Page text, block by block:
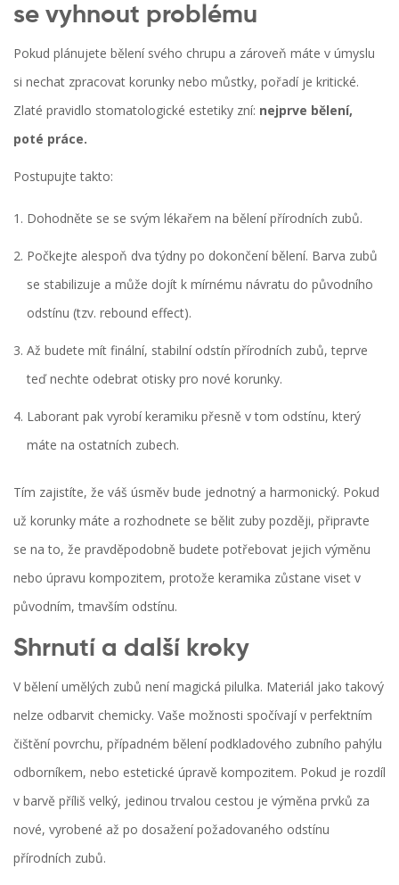
se vyhnout problému
Pokud plánujete bělení svého chrupu a zároveň máte v úmyslu
si nechat zpracovat korunky nebo můstky, pořadí je kritické.
Zlaté pravidlo stomatologické estetiky zní: nejprve bělení,
poté práce.
Postupujte takto:
Dohodněte se se svým lékařem na bělení přírodních zubů.
Počkejte alespoň dva týdny po dokončení bělení. Barva zubů
se stabilizuje a může dojít k mírnému návratu do původního
odstínu (tzv. rebound effect).
Až budete mít finální, stabilní odstín přírodních zubů, teprve
teď nechte odebrat otisky pro nové korunky.
Laborant pak vyrobí keramiku přesně v tom odstínu, který
máte na ostatních zubech.
Tím zajistíte, že váš úsměv bude jednotný a harmonický. Pokud
už korunky máte a rozhodnete se bělit zuby později, připravte
se na to, že pravděpodobně budete potřebovat jejich výměnu
nebo úpravu kompozitem, protože keramika zůstane viset v
původním, tmavším odstínu.
Shrnutí a další kroky
V bělení umělých zubů není magická pilulka. Materiál jako takový
nelze odbarvit chemicky. Vaše možnosti spočívají v perfektním
čištění povrchu, případném bělení podkladového zubního pahýlu
odborníkem, nebo estetické úpravě kompozitem. Pokud je rozdíl
v barvě příliš velký, jedinou trvalou cestou je výměna prvků za
nové, vyrobené až po dosažení požadovaného odstínu
přírodních zubů.